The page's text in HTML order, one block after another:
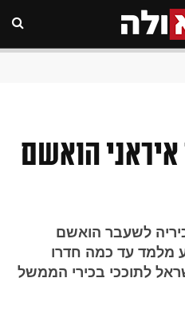
איראני הואשם
לשעבר הואשם
מלמד עד כמה חדרו
לתוככי בכירי הממשל